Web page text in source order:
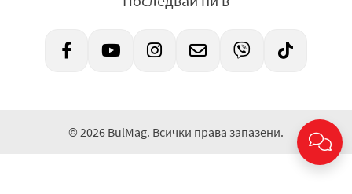
© 2026 BulMag. Всички права запазени.